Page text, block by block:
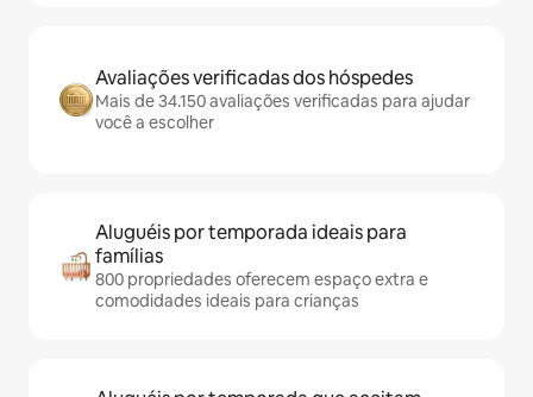
Avaliações verificadas dos hóspedes
Mais de 34.150 avaliações verificadas para ajudar
você a escolher
Aluguéis por temporada ideais para
famílias
800 propriedades oferecem espaço extra e
comodidades ideais para crianças